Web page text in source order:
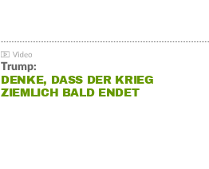
Trump:
DENKE, DASS DER KRIEG
ZIEMLICH BALD ENDET